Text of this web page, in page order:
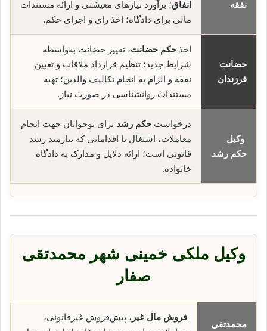
نفقه
انفاق؛ برآورد نیازهای معیشتی و ارائه مستندات
مالی برای دادگاه؛ اخذ رای و اجرای حکم.
حضانت
فرزندان
اخذ حکم حضانت، تغییر حضانت به‌واسطه
شرایط جدید؛ تنظیم قرارداد ملاقات و تعیین
نفقه و الزام به انجام تکالیف والدین؛ تهیه
مستندات روانشناسی در صورت نیاز.
وکیل
حکم رشد
درخواست حکم رشد برای نوجوانان جهت انجام
معاملات، اشتغال یا اقداماتی که نیازمند رشد
قانونی است؛ ارائه دلایل و مدارک به دادگاه
خانواده.
وکیل ملکی خمینی شهر محمدتقی
صفار
محمدتقی
فروش مال غیر ، پیش‌فروش غیرقانونی،